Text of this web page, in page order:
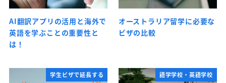
AI翻訳アプリの活用と海外で
英語を学ぶことの重要性と
は！
オーストラリア留学に必要な
ビザの比較
学生ビザで延長する 語学学校・英語学校